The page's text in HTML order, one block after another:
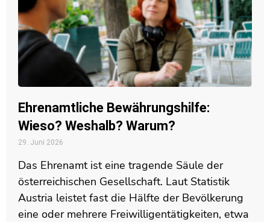
Ehrenamtliche Bewährungshilfe:
Wieso? Weshalb? Warum?
29. Juni 2026
Das Ehrenamt ist eine tragende Säule der
österreichischen Gesellschaft. Laut Statistik
Austria leistet fast die Hälfte der Bevölkerung
eine oder mehrere Freiwilligentätigkeiten, etwa